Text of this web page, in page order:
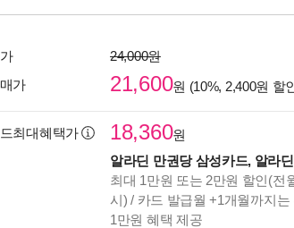
24,000원
가
21,600원 (10%, 2,400원 할
최대혜택가 18,360원
알라딘 만권당 삼성카드, 알라
최대 1만원 또는 2만원 할인(전
시) / 카드 발급월 +1개월까지
1만원 혜택 제공